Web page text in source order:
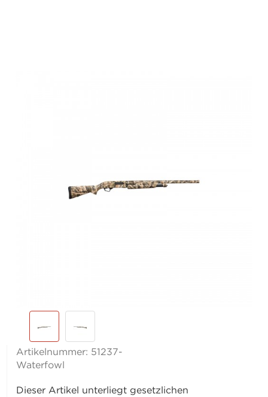
Artikelnummer: 51237-
Waterfowl
Dieser Artikel unterliegt gesetzlichen